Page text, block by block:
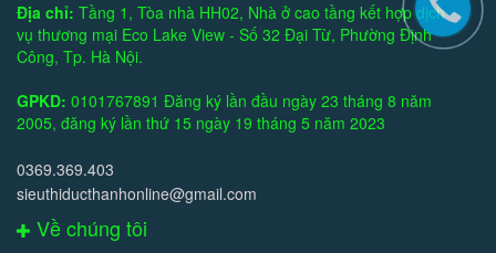
Địa chỉ: Tầng 1, Tòa nhà HH02, Nhà ở cao tầng kết hợp dịch
vụ thương mại Eco Lake View - Số 32 Đại Từ, Phường Định
Công, Tp. Hà Nội.
GPKD: 0101767891 Đăng ký lần đầu ngày 23 tháng 8 năm
2005, đăng ký lần thứ 15 ngày 19 tháng 5 năm 2023
0369.369.403
sieuthiducthanhonline@gmail.com
Về chúng tôi